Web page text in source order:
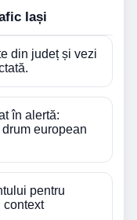
Iași
din județ și vezi
în alertă:
european
pentru
context